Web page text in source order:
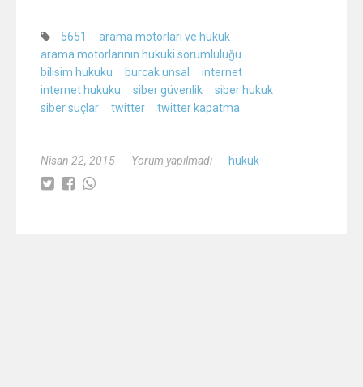
5651
arama motorları ve hukuk
arama motorlarının hukuki sorumluluğu
bilisim hukuku
burcak unsal
internet
internet hukuku
siber güvenlik
siber hukuk
siber suçlar
twitter twitter kapatma
Nisan 22, 2015 Yorum yapılmadı hukuk